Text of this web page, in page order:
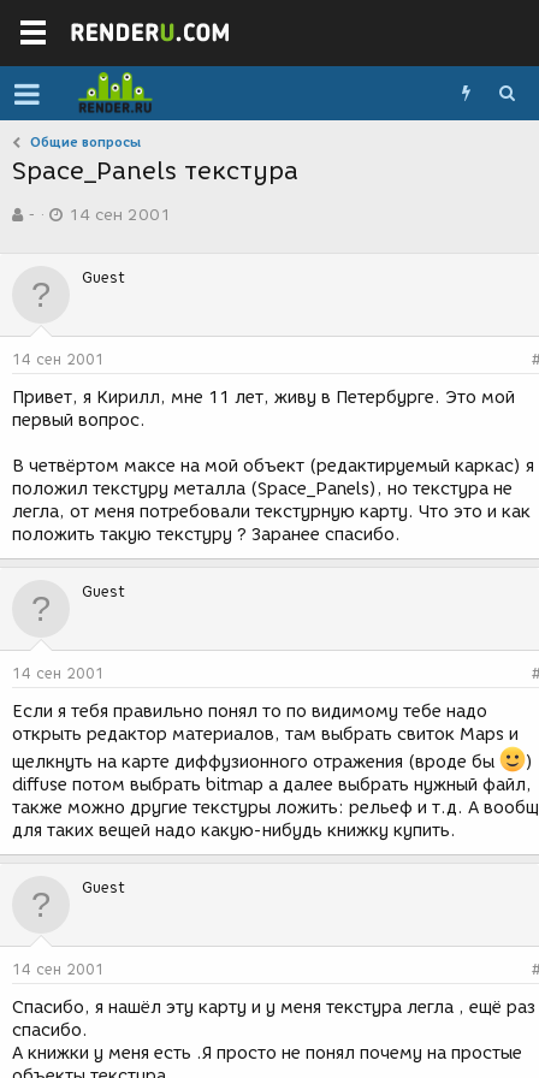
Общие вопросы
Space_Panels текстура
в
р
м
-
а
д
н
и
14 сен 2001
Guest
14 сен 2001
Привет, я Кирилл, мне 11 лет, живу в Петербурге. Это мой
первый вопрос.
В четвёртом максе на мой объект (редактируемый каркас) я
положил текстуру металла (Space_Panels), но текстура не
легла, от меня потребовали текстурную карту. Что это и как
положить такую текстуру ? Заранее спасибо.
Guest
14 сен 2001
Если я тебя правильно понял то по видимому тебе надо
открыть редактор материалов, там выбрать свиток Maps и
щелкнуть на карте диффузионного отражения (вроде бы
)
diffuse потом выбрать bitmap а далее выбрать нужный файл,
также можно другие текстуры ложить: рельеф и т.д. А
для таких вещей надо какую-нибудь книжку купить.
Guest
14 сен 2001
Спасибо, я нашёл эту карту и у меня текстура легла , ещё раз
спасибо.
А книжки у меня есть .Я просто не понял почему на простые